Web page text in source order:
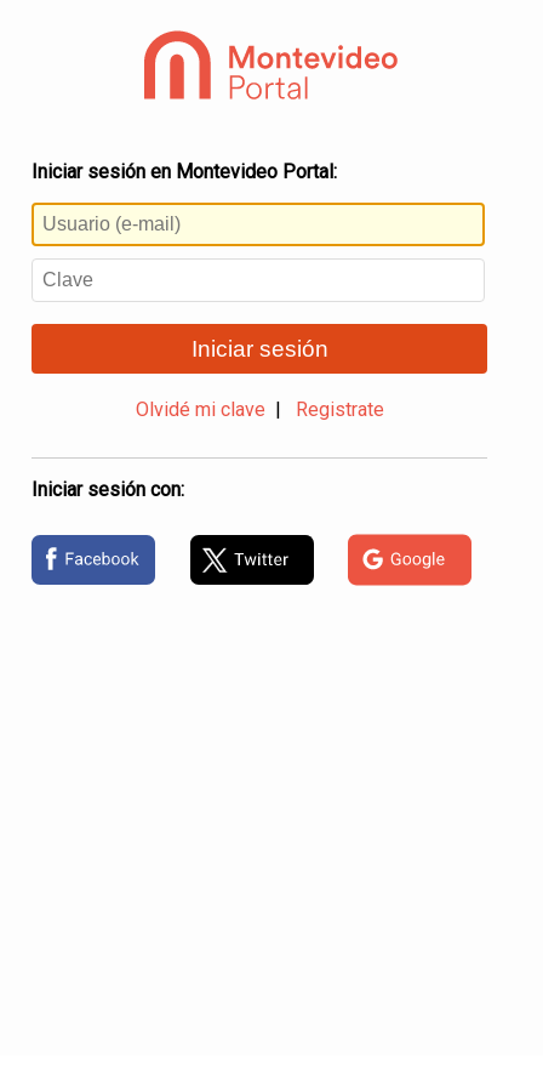
Iniciar sesión en Montevideo Portal:
Iniciar sesión
Olvidé mi clave Registrate
Iniciar sesión con: